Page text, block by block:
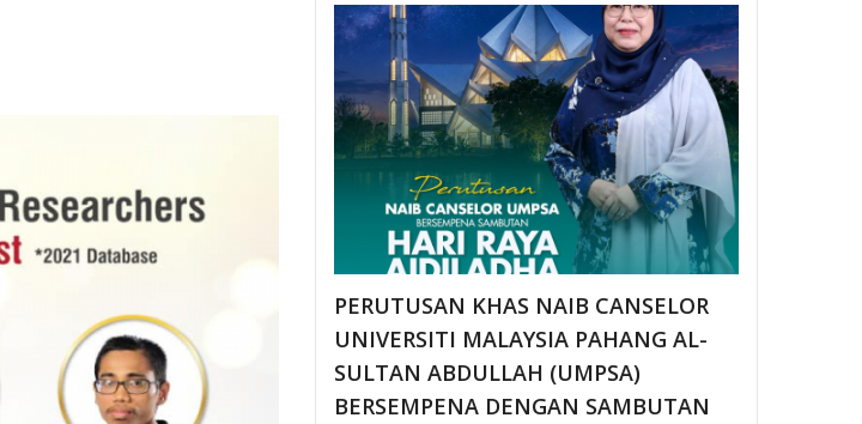
PERUTUSAN KHAS NAIB CANSELOR
UNIVERSITI MALAYSIA PAHANG AL-
SULTAN ABDULLAH (UMPSA)
BERSEMPENA DENGAN SAMBUTAN